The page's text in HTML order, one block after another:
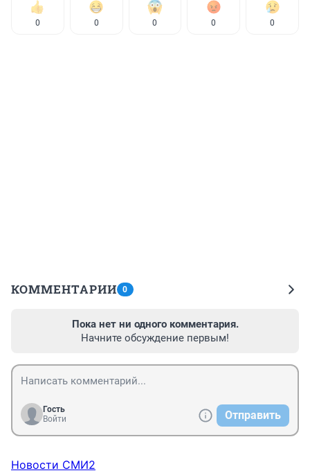
0 0 0 0 0
КОММЕНТАРИИ 0
Пока нет ни одного комментария.
Начните обсуждение первым!
Гость
Войти
Отправить
Новости СМИ2